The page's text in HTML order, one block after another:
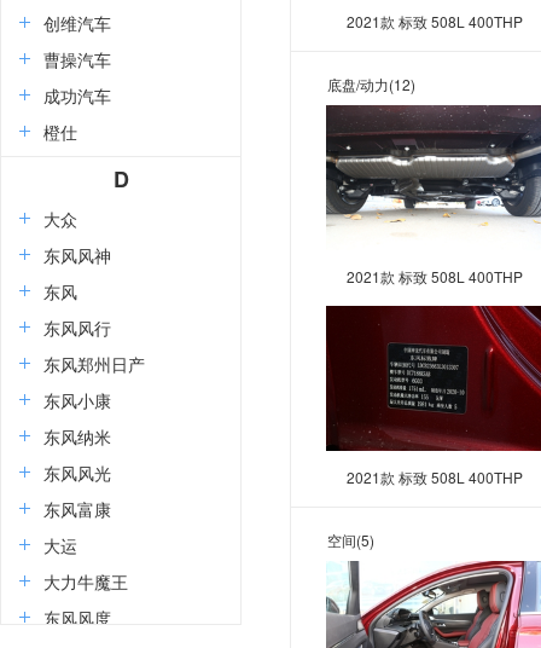
创维汽车
曹操汽车
成功汽车
橙仕
D
大众
东风风神
东风
东风风行
东风郑州日产
东风小康
东风纳米
东风风光
东风富康
大运
大力牛魔王
东风风度
2021款 标致 508L 400THP
底盘/动力(12)
2021款 标致 508L 400THP
PureTech 激情版
2021款 标致 508L 400THP
空间(5)